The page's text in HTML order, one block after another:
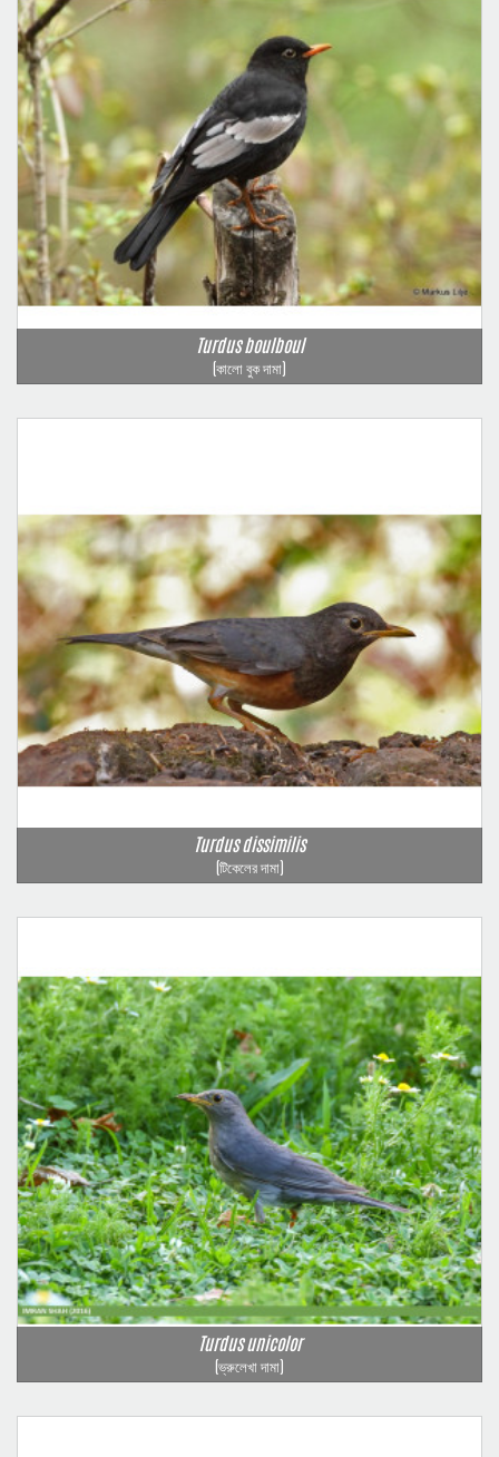
Turdus boulboul
(কালো বুক দামা)
Turdus dissimilis
(টিকেলের দামা)
Turdus unicolor
(ভ্রুলেখা দামা)